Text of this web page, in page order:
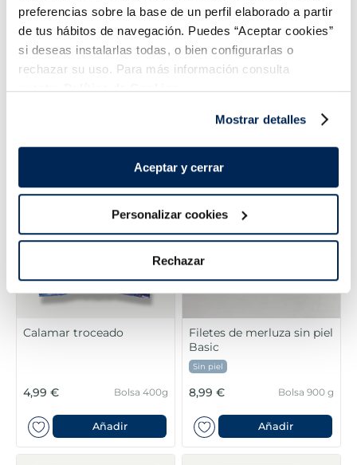
preferencias sobre la base de un perfil elaborado a partir
de tus hábitos de navegación. Puedes “Aceptar cookies”
si deseas instalarlas todas, o bien configurarlas o
rechazar su uso. Para más información consulta
nuestraPolítica de Cookies.
Mostrar detalles
Aceptar y cerrar
Personalizar cookies
Rechazar
Calamar troceado
4,99 € Bolsa 400g
Añadir
Filetes de merluza sin piel
Basic
Sin piel
8,99 € Bolsa 900 g
Añadir